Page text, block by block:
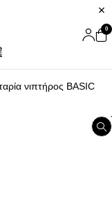
0
νιπτήρος BASIC